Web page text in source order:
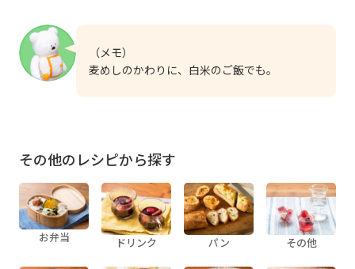
（メモ）
麦めしのかわりに、白米のご飯でも。
その他のレシピから探す
お弁当 ドリンク パン その他